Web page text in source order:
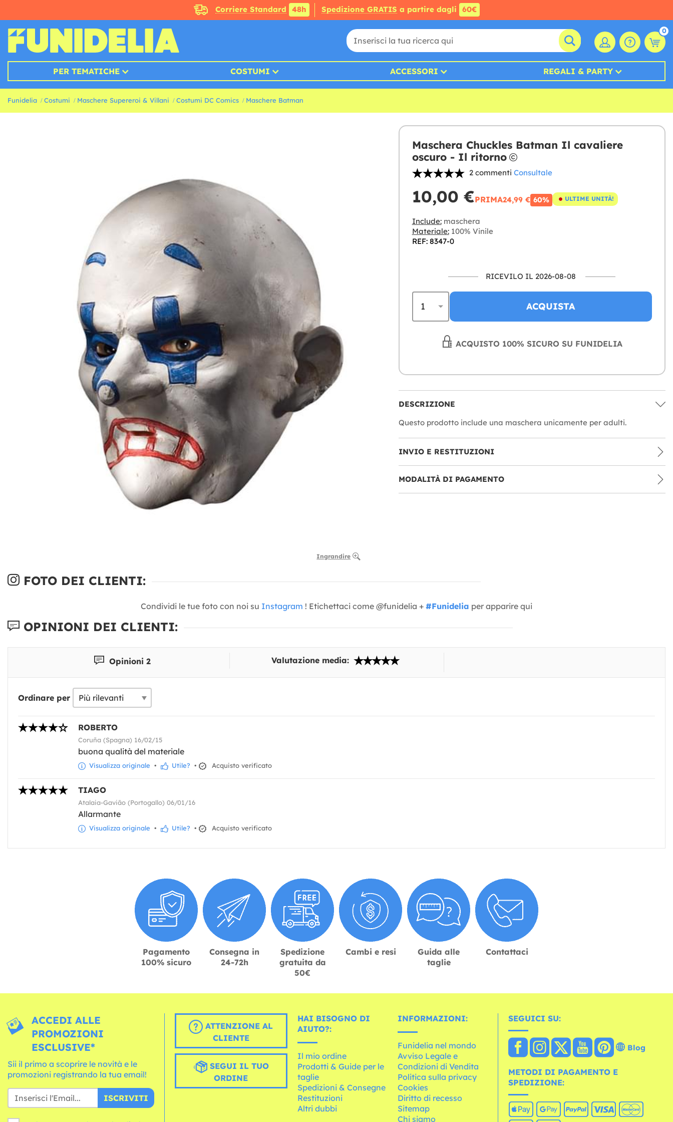
Corriere Standard 48h Spedizione GRATIS a partire dagli 60€
0
PER TEMATICHE COSTUMI ACCESSORI REGALI & PARTY
Funidelia Costumi Maschere Supereroi & Villani Costumi DC Comics Maschere Batman
Ingrandire
Maschera Chuckles Batman Il cavaliere
oscuro - Il ritorno
2 commenti Consultale
10,00 €PRIMA24,99 € 60% ULTIME UNITÀ!
Include:maschera
Materiale:100% Vinile
REF: 8347-0
RICEVILO IL 2026-08-08
ACQUISTA
ACQUISTO 100% SICURO SU FUNIDELIA
DESCRIZIONE
Questo prodotto include una maschera unicamente per adulti.
INVIO E RESTITUZIONI
MODALITÀ DI PAGAMENTO
FOTO DEI CLIENTI:
Condividi le tue foto con noi su Instagram ! Etichettaci come @funidelia + #Funidelia per apparire qui
OPINIONI DEI CLIENTI:
Opinioni 2 Valutazione media:
Ordinare per
ROBERTO
Coruña (Spagna) 16/02/15
buona qualità del materiale
Visualizza originale • Utile? • Acquisto verificato
TIAGO
Atalaia-Gavião (Portogallo) 06/01/16
Allarmante
Visualizza originale • Utile? • Acquisto verificato
Pagamento
100% sicuro
Consegna in
24-72h
Spedizione
gratuita da
50€
Cambi e resi
Guida alle
taglie
Contattaci
ACCEDI ALLE
PROMOZIONI
ESCLUSIVE*
Sii il primo a scoprire le novità e le
promozioni registrando la tua email!
ISCRIVITI
ATTENZIONE AL
CLIENTE
SEGUI IL TUO
ORDINE
HAI BISOGNO DI
AIUTO?:
Il mio ordine
Prodotti & Guide per le
taglie
Spedizioni & Consegne
Restituzioni
Altri dubbi
INFORMAZIONI:
Funidelia nel mondo
Avviso Legale e
Condizioni di Vendita
Politica sulla privacy
Cookies
Diritto di recesso
Sitemap
Chi siamo
SEGUICI SU:
Blog
METODI DI PAGAMENTO E
SPEDIZIONE: